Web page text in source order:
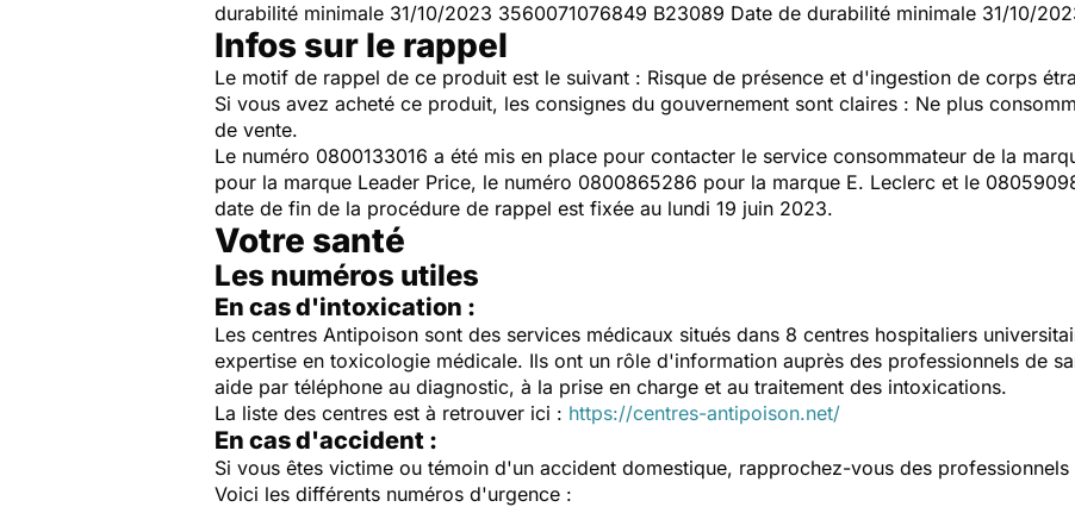
durabilité minimale 31/10/2023 3560071076849 B23089 Date de durabilité minimale 31/10/
Infos sur le rappel
Le motif de rappel de ce produit est le suivant : Risque de présence et d'ingestion de corps
Si vous avez acheté ce produit, les consignes du gouvernement sont claires : Ne plus
de vente.
Le numéro 0800133016 a été mis en place pour contacter le service consommateur de la
pour la marque Leader Price, le numéro 0800865286 pour la marque E. Leclerc et le
date de fin de la procédure de rappel est fixée au lundi 19 juin 2023.
Votre santé
Les numéros utiles
En cas d'intoxication :
Les centres Antipoison sont des services médicaux situés dans 8 centres hospitaliers
expertise en toxicologie médicale. Ils ont un rôle d'information auprès des professionnels de
aide par téléphone au diagnostic, à la prise en charge et au traitement des intoxications.
La liste des centres est à retrouver ici : https://centres-antipoison.net/
En cas d'accident :
Si vous êtes victime ou témoin d'un accident domestique, rapprochez-vous des professionnels
Voici les différents numéros d'urgence :